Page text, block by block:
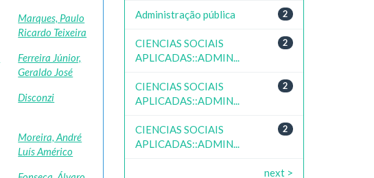
Marques, Paulo
Ricardo Teixeira
Ferreira Júnior,
Geraldo José
Disconzi
Moreira, André
Luís Américo
2
Administração pública
2
CIENCIAS SOCIAIS
APLICADAS::ADMIN...
2
CIENCIAS SOCIAIS
APLICADAS::ADMIN...
2
CIENCIAS SOCIAIS
APLICADAS::ADMIN...
next >